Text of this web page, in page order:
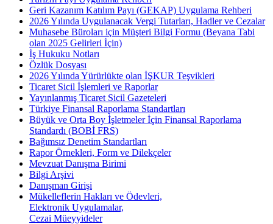
Geri Kazanım Katılım Payı (GEKAP) Uygulama Rehberi
2026 Yılında Uygulanacak Vergi Tutarları, Hadler ve Cezalar
Muhasebe Büroları için Müşteri Bilgi Formu (Beyana Tabi
olan 2025 Gelirleri İçin)
İş Hukuku Notları
Özlük Dosyası
2026 Yılında Yürürlükte olan İŞKUR Teşvikleri
Ticaret Sicil İşlemleri ve Raporlar
Yayınlanmış Ticaret Sicil Gazeteleri
Türkiye Finansal Raporlama Standartları
Büyük ve Orta Boy İşletmeler İçin Finansal Raporlama
Standardı (BOBİ FRS)
Bağımsız Denetim Standartları
Rapor Örnekleri, Form ve Dilekçeler
Mevzuat Danışma Birimi
Bilgi Arşivi
Danışman Girişi
Mükelleflerin Hakları ve Ödevleri,
Elektronik Uygulamalar,
Cezai Müeyyideler